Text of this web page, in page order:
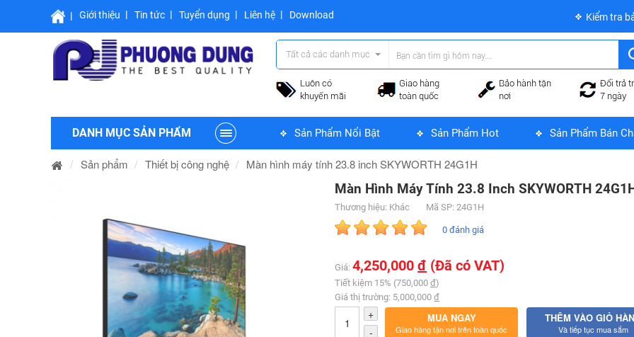
Giới thiệu Tin tức Tuyển dụng Liên hệ Download Kiểm tra
Tất cả các danh mục
Luôn có
khuyến mãi
Giao hàng
toàn quốc
Bảo hành tận
nơi
Đổi trả
7 ngày
DANH MỤC SẢN PHẨM Sản Phẩm Nổi Bật Sản Phẩm Hot Sản Phẩm Bán
Sản phẩm Thiết bị công nghệ Màn hình máy tính 23.8 inch SKYWORTH 24G1H
Màn Hình Máy Tính 23.8 Inch SKYWORTH
Thương hiệu: Khác Mã SP: 24G1H
0 đánh giá
Giá:4,250,000đ (Đã có VAT)
Tiết kiệm 15% (750,000đ)
Giá thị trường: 5,000,000đ
+
-
MUA NGAY
Giao hàng tận nơi trên toàn quốc
THÊM VÀO GIỎ
Và tiếp tục mua sắm